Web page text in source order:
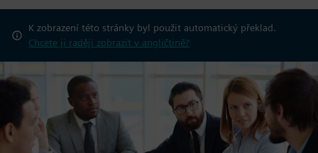
K zobrazení této stránky byl použit automatický překlad.
Chcete ji raději zobrazit v angličtině?